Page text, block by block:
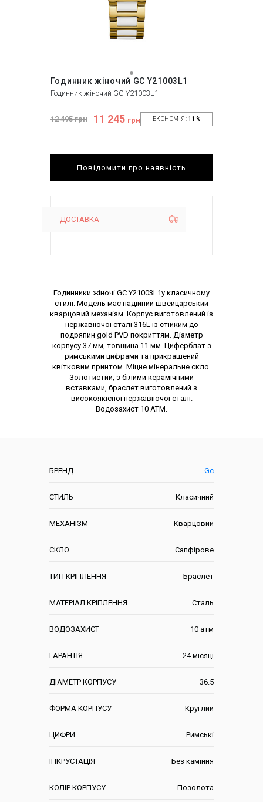
Годинник жіночий GC Y21003L1
Годинник жіночий GC Y21003L1
12 495 грн 11 245 грн ЕКОНОМІЯ: 11%
Повідомити про наявність
ДОСТАВКА
БРЕНД Gc
СТИЛЬ Класичний
МЕХАНІЗМ Кварцовий
СКЛО Сапфірове
ТИП КРІПЛЕННЯ Браслет
МАТЕРІАЛ КРІПЛЕННЯ Сталь
ВОДОЗАХИСТ 10 атм
ГАРАНТІЯ 24 місяці
ДІАМЕТР КОРПУСУ 36.5
ФОРМА КОРПУСУ Круглий
ЦИФРИ Римські
ІНКРУСТАЦІЯ Без каміння
КОЛІР КОРПУСУ Позолота
Опис товару
Годинники жіночі GC Y21003L1у класичному
стилі. Модель має надійний швейцарський
кварцовий механізм. Корпус виготовлений із
нержавіючої сталі 316L із стійким до
подряпин gold PVD покриттям. Діаметр
корпусу 37 мм, товщина 11 мм. Циферблат з
римськими цифрами та прикрашений
квітковим принтом. Міцне мінеральне скло.
Золотистий, з білими керамічними
вставками, браслет виготовлений з
високоякісної нержавіючої сталі.
Водозахист 10 АТМ.